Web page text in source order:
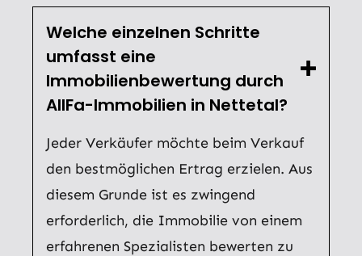
Welche einzelnen Schritte
umfasst eine
Immobilienbewertung durch
AllFa-Immobilien in Nettetal?
Jeder Verkäufer möchte beim Verkauf
den bestmöglichen Ertrag erzielen. Aus
diesem Grunde ist es zwingend
erforderlich, die Immobilie von einem
erfahrenen Spezialisten bewerten zu